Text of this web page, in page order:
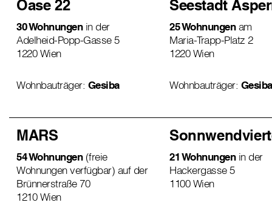
Oase 22
30 Wohnungenin der
Adelheid-Popp-Gasse 5
1220 Wien
Wohnbauträger: Gesiba
Seestadt
25 Wohnungenam
Maria-Trapp-Platz 2
1220 Wien
Wohnbauträger: Gesiba
MARS
54 Wohnungen(freie
Wohnungen verfügbar) auf der
Brünnerstraße 70
1210 Wien
21 Wohnungenin der
Hackergasse 5
1100 Wien